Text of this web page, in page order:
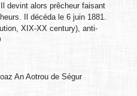
devint alors prêcheur faisant
Il décéda le 6 juin 1881.
XIX-XX century), anti-
An Aotrou de Ségur